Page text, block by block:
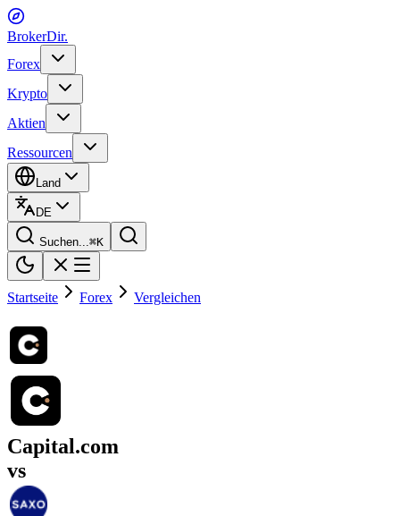
BrokerDir.
Forex
Krypto
Aktien
Ressourcen
Land
DE
Suchen...⌘K
Startseite Forex Vergleichen
Capital.com
vs